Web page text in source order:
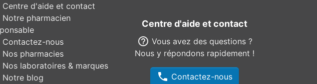
Centre d'aide et contact
Notre pharmacien
Contactez-nous
Nos pharmacies
Nos laboratoires & marques
Notre blog
Centre d'aide et contact
help_outline Vous avez des questions ?
Nous y répondons rapidement !
phone Contactez-nous